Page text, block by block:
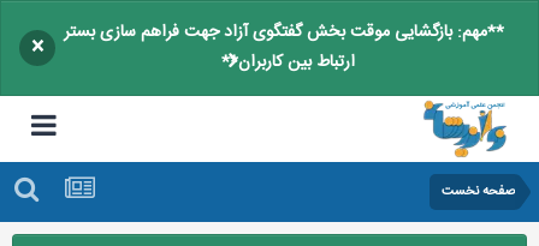
**مهم: بازگشایی موقت بخش گفتگوی آزاد جهت فراهم سازی بستر
ارتباط بین کاربران**
×
صفحه نخست